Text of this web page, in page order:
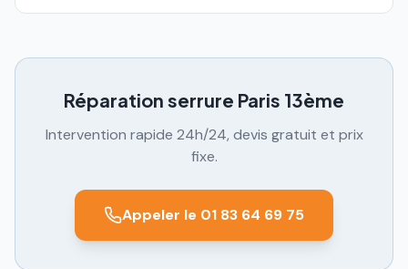
Réparation serrure Paris 13ème
Intervention rapide 24h/24, devis gratuit et prix
fixe.
Appeler le 01 83 64 69 75